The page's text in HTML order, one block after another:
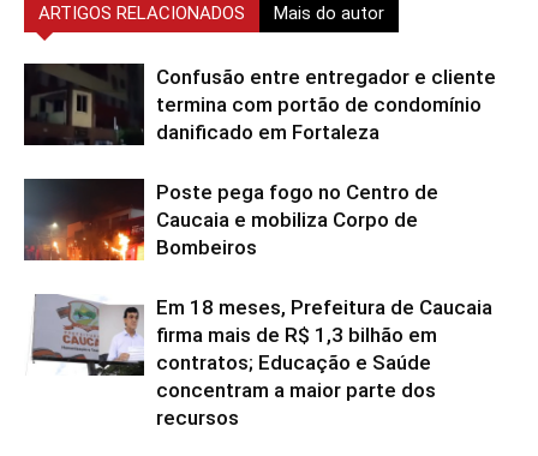
ARTIGOS RELACIONADOS Mais do autor
Confusão entre entregador e cliente
termina com portão de condomínio
danificado em Fortaleza
Poste pega fogo no Centro de
Caucaia e mobiliza Corpo de
Bombeiros
Em 18 meses, Prefeitura de Caucaia
firma mais de R$ 1,3 bilhão em
contratos; Educação e Saúde
concentram a maior parte dos
recursos